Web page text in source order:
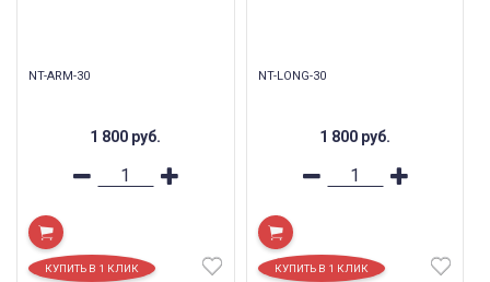
NT-ARM-30
1 800 руб.
NT-LONG-30
1 800 руб.